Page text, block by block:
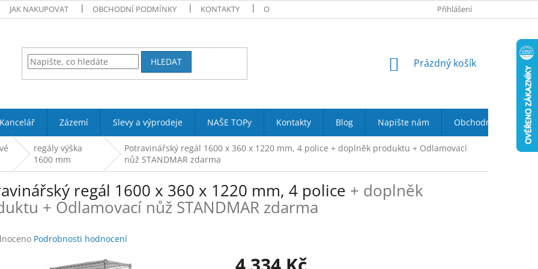
JAK NAKUPOVAT OBCHODNÍ PODMÍNKY KONTAKTY O NÁS DOPRAVA A PLATBA
Přihlášení
HLEDAT
NÁKUPNÍ
Prázdný košík
Kancelář Zázemí Slevy a výprodeje NAŠE TOPy Kontakty Blog Napište nám Obchodní podmínky
regály výška
1600 mm
Potravinářský regál 1600 x 360 x 1220 mm, 4 police + doplněk produktu + Odlamovací
nůž STANDMAR zdarma
regál 1600 x 360 x 1220 mm, 4 police + doplněk
+ Odlamovací nůž STANDMAR zdarma
Podrobnosti hodnocení